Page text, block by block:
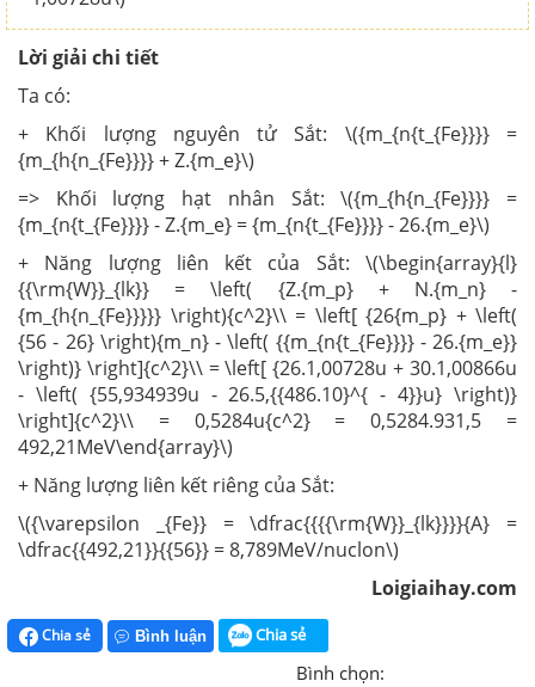
Lời giải chi tiết
Ta có:
+ Khối lượng nguyên tử Sắt: \({m_{n{t_{Fe}}}} =
{m_{h{n_{Fe}}}} + Z.{m_e}\)
=> Khối lượng hạt nhân Sắt: \({m_{h{n_{Fe}}}} =
{m_{n{t_{Fe}}}} - Z.{m_e} = {m_{n{t_{Fe}}}} - 26.{m_e}\)
+ Năng lượng liên kết của Sắt: \(\begin{array}{l}
{{\rm{W}}_{lk}} = \left( {Z.{m_p} + N.{m_n} -
{m_{h{n_{Fe}}}}} \right){c^2}\\ = \left[ {26{m_p} + \left(
{56 - 26} \right){m_n} - \left( {{m_{n{t_{Fe}}}} - 26.{m_e}}
\right)} \right]{c^2}\\ = \left[ {26.1,00728u + 30.1,00866u
- \left( {55,934939u - 26.5,{{486.10}^{ - 4}}u} \right)}
\right]{c^2}\\ = 0,5284u{c^2} = 0,5284.931,5 =
492,21MeV\end{array}\)
+ Năng lượng liên kết riêng của Sắt:
\({\varepsilon _{Fe}} = \dfrac{{{{\rm{W}}_{lk}}}}{A} =
\dfrac{{492,21}}{{56}} = 8,789MeV/nuclon\)
Loigiaihay.com
Chia sẻ Bình luận Chia sẻ
Bình chọn: